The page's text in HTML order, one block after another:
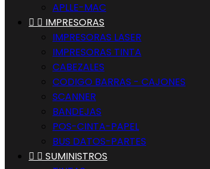
APLLE-MAC
  IMPRESORAS
IMPRESORAS LASER
IMPRESORAS TINTA
CABEZALES
CODIGO BARRAS - CAJONES
SCANNER
BANDEJAS
POS-CINTA-PAPEL
BUS DATOS-PARTES
  SUMINISTROS